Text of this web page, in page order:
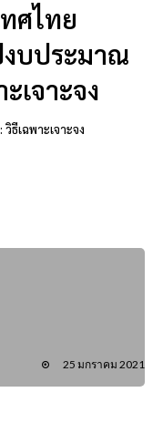
ศไทย
บประมาณ
เจาะจง
: วิธีเฉพาะเจาะจง
25 มกราคม 2021